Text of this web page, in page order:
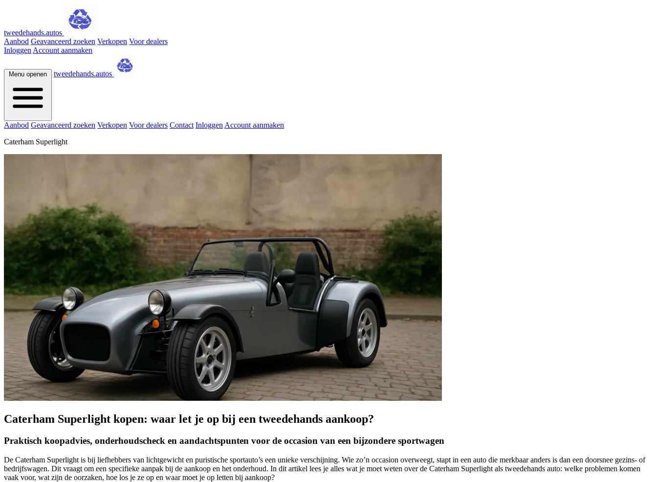
tweedehands.autos
Aanbod Geavanceerd zoeken Verkopen Voor dealers
Inloggen Account aanmaken
Menu openen tweedehands.autos
Aanbod Geavanceerd zoeken Verkopen Voor dealers Contact Inloggen Account aanmaken
Caterham Superlight
Caterham Superlight kopen: waar let je op bij een tweedehands aankoop?
Praktisch koopadvies, onderhoudscheck en aandachtspunten voor de occasion van een bijzondere sportwagen
De Caterham Superlight is bij liefhebbers van lichtgewicht en puristische sportauto’s een unieke verschijning. Wie zo’n occasion overweegt, stapt in een auto die merkbaar anders is dan een doorsnee gezins- of
bedrijfswagen. Dit vraagt om een specifieke aanpak bij de aankoop en het onderhoud. In dit artikel lees je alles wat je moet weten over de Caterham Superlight als tweedehands auto: welke problemen komen
vaak voor, wat zijn de oorzaken, hoe los je ze op en waar moet je op letten bij aankoop?